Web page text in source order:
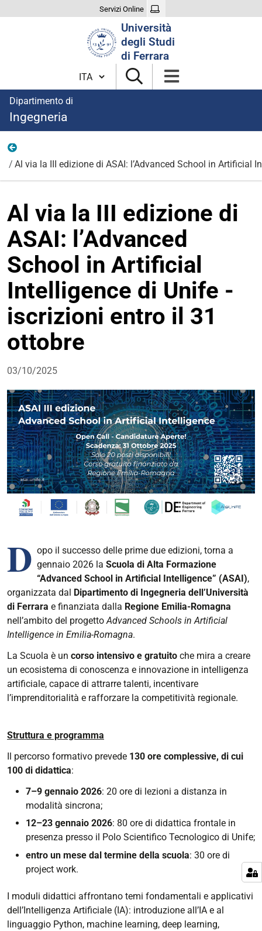
Servizi Online
Università
degli Studi
di Ferrara
Cambia lingua
Dipartimento di
Ingegneria
Al via la III edizione di ASAI: l’Advanced School in Artificial
Al via la III edizione di
ASAI: l’Advanced
School in Artificial
Intelligence di Unife -
iscrizioni entro il 31
ottobre
03/10/2025
D opo il successo delle prime due edizioni, torna a
gennaio 2026 la Scuola di Alta Formazione
“Advanced School in Artificial Intelligence” (ASAI),
organizzata dal Dipartimento di Ingegneria dell’Università
di Ferrara e finanziata dalla Regione Emilia-Romagna
nell’ambito del progettoAdvanced Schools in Artificial
Intelligence in Emilia-Romagna.
La Scuola è un corso intensivo e gratuito che mira a creare
un ecosistema di conoscenza e innovazione in intelligenza
artificiale, capace di attrarre talenti, incentivare
l’imprenditorialità e rafforzare la competitività regionale.
Struttura e programma
Il percorso formativo prevede 130 ore complessive, di cui
100 di didattica:
7–9 gennaio 2026: 20 ore di lezioni a distanza in
modalità sincrona;
12–23 gennaio 2026: 80 ore di didattica frontale in
presenza presso il Polo Scientifico Tecnologico di Unife;
entro un mese dal termine della scuola: 30 ore di
project work.
I moduli didattici affrontano temi fondamentali e applicativi
dell’Intelligenza Artificiale (IA): introduzione all’IA e al
linguaggio Python, machine learning, deep learning,